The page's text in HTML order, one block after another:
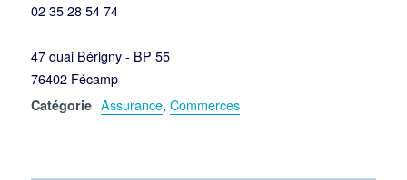
02 35 28 54 74
47 quai Bérigny - BP 55
76402 Fécamp
Catégorie Assurance,Commerces